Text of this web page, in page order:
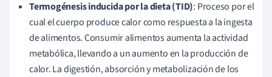
Termogénesis inducida por la dieta (TID): Proceso por el
cual el cuerpo produce calor como respuesta a la ingesta
de alimentos. Consumir alimentos aumenta la actividad
metabólica, llevando a un aumento en la producción de
calor. La digestión, absorción y metabolización de los